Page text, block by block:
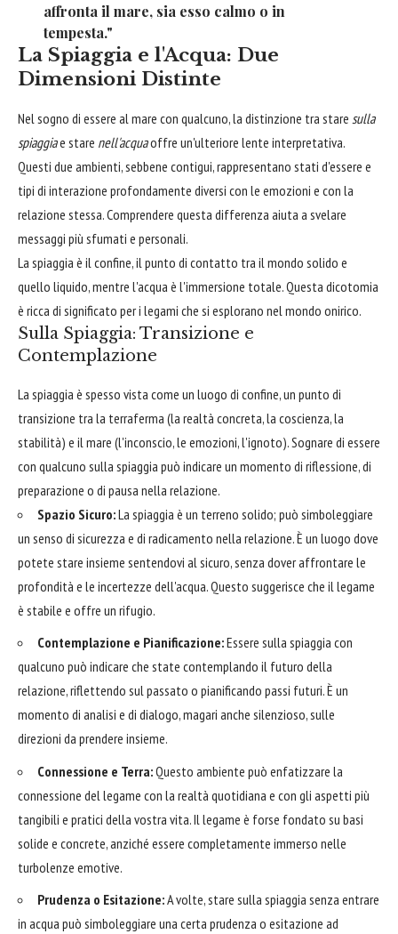
affronta il mare, sia esso calmo o in
tempesta."
La Spiaggia e l'Acqua: Due
Dimensioni Distinte
Nel sogno di essere al mare con qualcuno, la distinzione tra stare sulla
spiaggiae stare nell'acquaoffre un'ulteriore lente interpretativa.
Questi due ambienti, sebbene contigui, rappresentano stati d'essere e
tipi di interazione profondamente diversi con le emozioni e con la
relazione stessa. Comprendere questa differenza aiuta a svelare
messaggi più sfumati e personali.
La spiaggia è il confine, il punto di contatto tra il mondo solido e
quello liquido, mentre l'acqua è l'immersione totale. Questa dicotomia
è ricca di significato per i legami che si esplorano nel mondo onirico.
Sulla Spiaggia: Transizione e
Contemplazione
La spiaggia è spesso vista come un luogo di confine, un punto di
transizione tra la terraferma (la realtà concreta, la coscienza, la
stabilità) e il mare (l'inconscio, le emozioni, l'ignoto). Sognare di essere
con qualcuno sulla spiaggia può indicare un momento di riflessione, di
preparazione o di pausa nella relazione.
Spazio Sicuro:La spiaggia è un terreno solido; può simboleggiare
un senso di sicurezza e di radicamento nella relazione. È un luogo dove
potete stare insieme sentendovi al sicuro, senza dover affrontare le
profondità e le incertezze dell'acqua. Questo suggerisce che il legame
è stabile e offre un rifugio.
Contemplazione e Pianificazione:Essere sulla spiaggia con
qualcuno può indicare che state contemplando il futuro della
relazione, riflettendo sul passato o pianificando passi futuri. È un
momento di analisi e di dialogo, magari anche silenzioso, sulle
direzioni da prendere insieme.
Connessione e Terra:Questo ambiente può enfatizzare la
connessione del legame con la realtà quotidiana e con gli aspetti più
tangibili e pratici della vostra vita. Il legame è forse fondato su basi
solide e concrete, anziché essere completamente immerso nelle
turbolenze emotive.
Prudenza o Esitazione:A volte, stare sulla spiaggia senza entrare
in acqua può simboleggiare una certa prudenza o esitazione ad